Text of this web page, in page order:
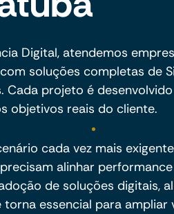
Digital, atendemos
soluções completas de
Cada projeto é
objetivos reais do cliente.
cada vez mais
alinhar
de soluções digitais,
torna essencial para ampliar